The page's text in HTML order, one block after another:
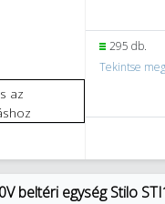
295 db.
Tekintse
beltéri egység Stilo